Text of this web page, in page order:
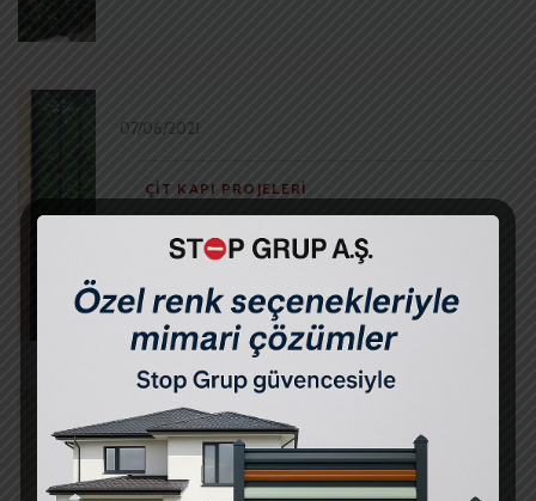
07/06/2021
ÇIT KAPI PROJELERI
Çatalca Peyzaj – Ferforje Kapı
Çim Çit
07/06/2021
ÇIT KAPI PROJELERI